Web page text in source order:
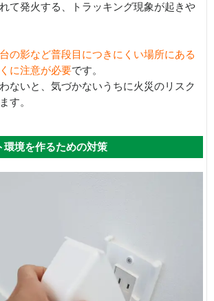
て発火する、トラッキング現象が起きや
の影など普段目につきにくい場所にある
に注意が必要です。
ないと、気づかないうちに火災のリスク
す。
環境を作るための対策